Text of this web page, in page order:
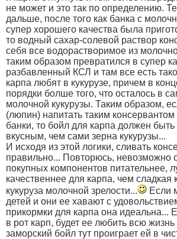
не может и это так по определению.
дальше, после того как банка с
супер хорошего качества была
то водный сахар-солевой раствор
себя все водорастворимое из
таким образом превратился в супер
разбавленный КСЛ и там все есть
карпа любят в кукурузе, причем в
порядки болше того, что осталось в
молочной кукурузы. Таким образом,
(люпин) напитать таким консервантом
банки, то бойл для карпа должен
вкусным, чем сами зерна кукурузы...
И исходя из этой логики, сливать
правильно... Повторюсь, невозможно
покупных компонентов питательнее,
качественнее для карпа, чем сладкая
кукуруза молочной зрелости...
Если
детей и они ее хавают с
прикормки для карпа она идеальна...
в рот карп, будет ее любить всю
заморский бойл тут проиграет ей в